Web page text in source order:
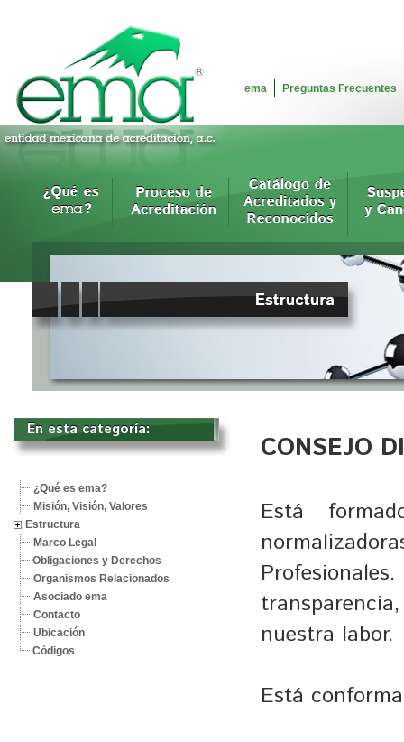
ema Preguntas Frecuentes
CONSEJO
Está
nuestra labor.
Está
En esta categoría:
¿Qué es ema?
Misión, Visión, Valores
Estructura
Marco Legal
Obligaciones y Derechos
Organismos Relacionados
Asociado ema
Contacto
Ubicación
Códigos